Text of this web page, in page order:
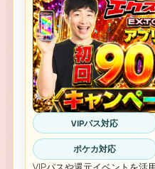
VIPパス対応
ポケカ対応